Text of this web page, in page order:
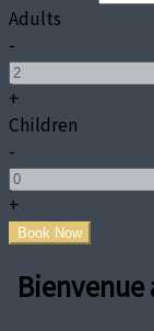
Adults
-
+
Children
-
+
Bienvenue